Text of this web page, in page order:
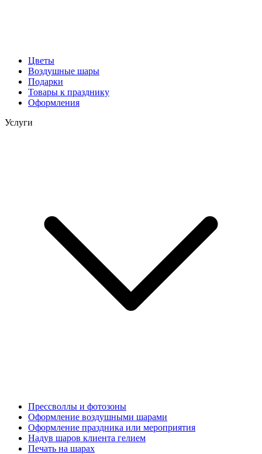
Цветы
Воздушные шары
Подарки
Товары к празднику
Оформления
Услуги
Прессволлы и фотозоны
Оформление воздушными шарами
Оформление праздника или мероприятия
Надув шаров клиента гелием
Печать на шарах